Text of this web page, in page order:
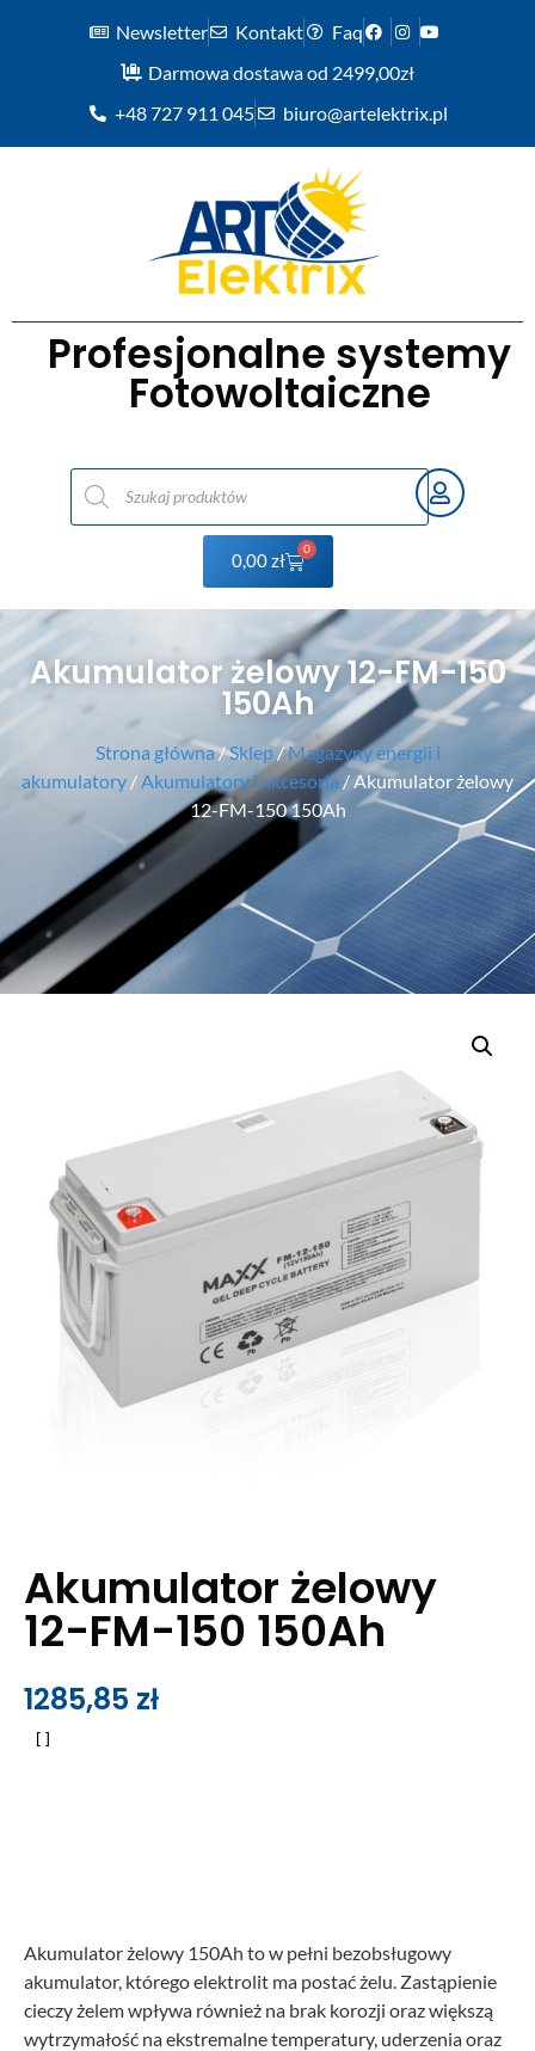
Newsletter Kontakt
Faq
Darmowa dostawa od 2499,00zł
+48 727 911 045
biuro@artelektrix.pl
Profesjonalne systemy
Fotowoltaiczne
0,00zł
0
Akumulator żelowy 12-FM-150
150Ah
Strona główna/Sklep/Magazyny energii i
akumulatory / Akumulatory i akcesoria / Akumulator żelowy
12-FM-150 150Ah
Akumulator żelowy
12-FM-150 150Ah
1285,85 zł
Akumulator żelowy 150Ah to w pełni bezobsługowy
akumulator, którego elektrolit ma postać żelu. Zastąpienie
cieczy żelem wpływa również na brak korozji oraz większą
wytrzymałość na ekstremalne temperatury, uderzenia oraz